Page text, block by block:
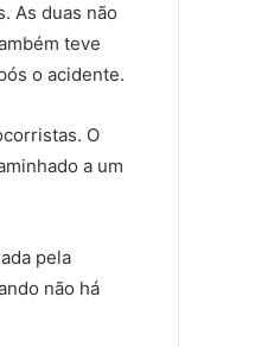
As duas não
teve
o acidente.
O
a um
pela
não há